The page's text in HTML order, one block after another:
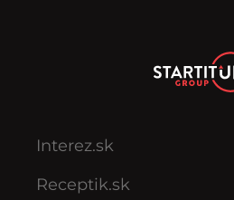
Interez.sk
Receptik.sk